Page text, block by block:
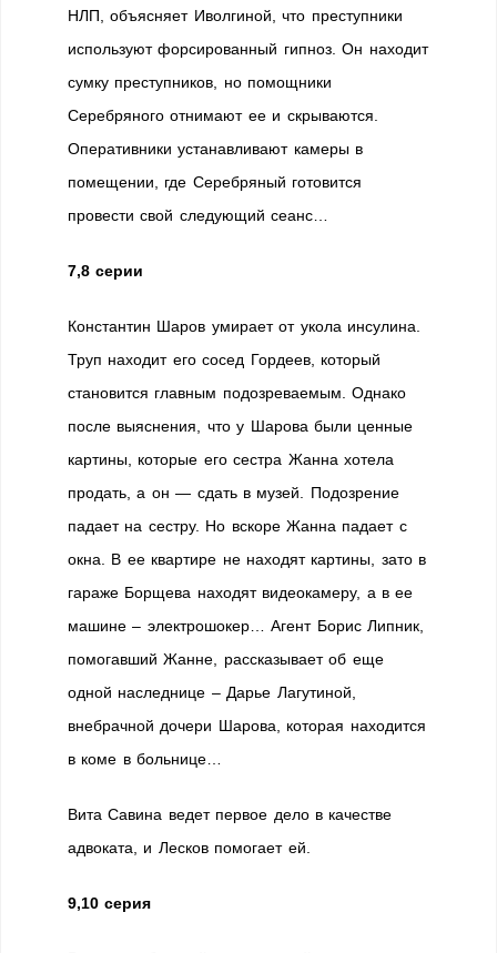
НЛП, объясняет Иволгиной, что преступники
используют форсированный гипноз. Он находит
сумку преступников, но помощники
Серебряного отнимают ее и скрываются.
Оперативники устанавливают камеры в
помещении, где Серебряный готовится
провести свой следующий сеанс…
7,8 серии
Константин Шаров умирает от укола инсулина.
Труп находит его сосед Гордеев, который
становится главным подозреваемым. Однако
после выяснения, что у Шарова были ценные
картины, которые его сестра Жанна хотела
продать, а он — сдать в музей. Подозрение
падает на сестру. Но вскоре Жанна падает с
окна. В ее квартире не находят картины, зато в
гараже Борщева находят видеокамеру, а в ее
машине – электрошокер… Агент Борис Липник,
помогавший Жанне, рассказывает об еще
одной наследнице – Дарье Лагутиной,
внебрачной дочери Шарова, которая находится
в коме в больнице…
Вита Савина ведет первое дело в качестве
адвоката, и Лесков помогает ей.
9,10 серия